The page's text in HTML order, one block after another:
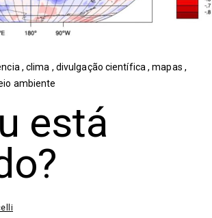
,clima , divulgação científica,mapas ,
ambiente
está